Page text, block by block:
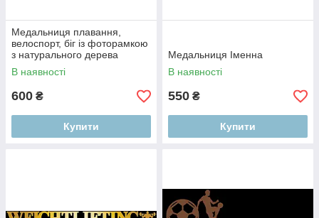
Медальниця плавання,
велоспорт, біг із фоторамкою
з натурального дерева
В наявності
600 ₴
Купити
Медальниця Іменна
В наявності
550 ₴
Купити